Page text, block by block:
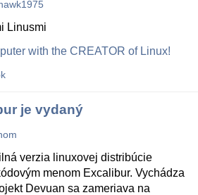
Linusmi
with the CREATOR of Linux!
je vydaný
verzia linuxovej distribúcie
menom Excalibur. Vychádza
Devuan sa zameriava na